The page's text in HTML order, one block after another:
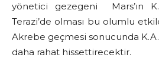
yönetici gezegeni Mars’ın
Terazi’de olması bu olumlu
Akrebe geçmesi sonucunda
daha rahat hissettirecektir.